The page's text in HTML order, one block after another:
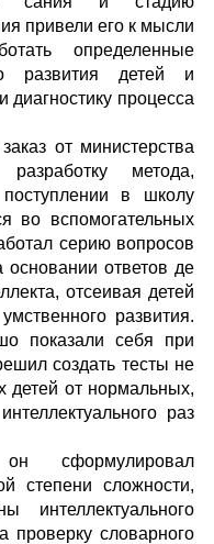
привели его к мысли
определенные
развития детей и
процесса
от министерства
метода,
в школу
во вспомогательных
серию вопросов
основании ответов де
отсеивая детей
развития.
показали себя при
создать тесты не
детей от нормальных,
раз
сформулировал
степени сложности,
интеллектуального
проверку словарного